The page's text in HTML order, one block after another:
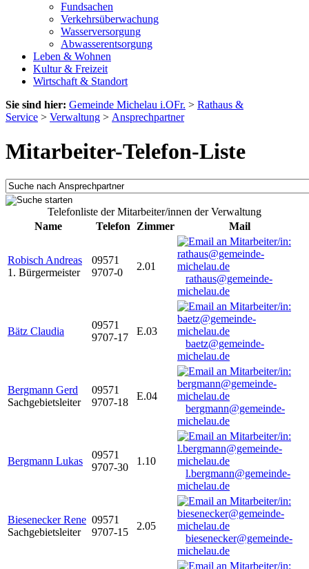
Fundsachen
Verkehrsüberwachung
Wasserversorgung
Abwasserentsorgung
Leben & Wohnen
Kultur & Freizeit
Wirtschaft & Standort
Sie sind hier: Gemeinde Michelau i.OFr. > Rathaus &
Service > Verwaltung > Ansprechpartner
Mitarbeiter-Telefon-Liste
Telefonliste der Mitarbeiter/innen der Verwaltung
Name
Telefon Zimmer Mail
Robisch Andreas
1. Bürgermeister
09571
9707-0
2.01
rathaus@gemeinde-
michelau.de
Bätz Claudia
09571
9707-17
E.03
baetz@gemeinde-
michelau.de
Bergmann Gerd
Sachgebietsleiter
09571
9707-18
E.04
bergmann@gemeinde-
michelau.de
Bergmann Lukas
09571
9707-30
1.10
l.bergmann@gemeinde-
michelau.de
Biesenecker Rene
Sachgebietsleiter
09571
9707-15
2.05
biesenecker@gemeinde-
michelau.de